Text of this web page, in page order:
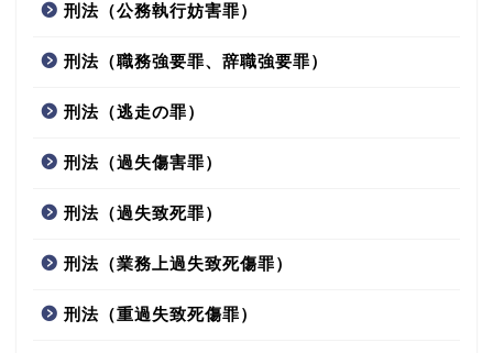
刑法（公務執行妨害罪）
刑法（職務強要罪、辞職強要罪）
刑法（逃走の罪）
刑法（過失傷害罪）
刑法（過失致死罪）
刑法（業務上過失致死傷罪）
刑法（重過失致死傷罪）